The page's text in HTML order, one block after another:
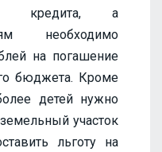
кредита, а
необходимо
на погашение
бюджета. Кроме
детей нужно
участок
льготу на